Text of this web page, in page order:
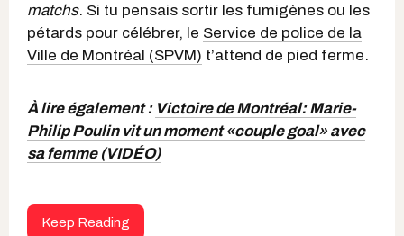
matchs. Si tu pensais sortir les fumigènes ou les
pétards pour célébrer, le Service de police de la
Ville de Montréal (SPVM) t’attend de pied ferme.
À lire également : Victoire de Montréal: Marie-
Philip Poulin vit un moment «couple goal» avec
sa femme (VIDÉO)
Keep Reading